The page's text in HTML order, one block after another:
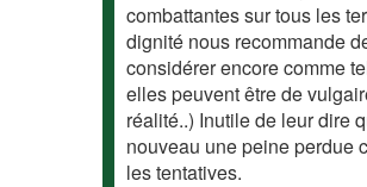
combattantes sur tous les
dignité nous recommande
considérer encore comme
elles peuvent être de
réalité..) Inutile de leur dire
nouveau une peine perdue
les tentatives.